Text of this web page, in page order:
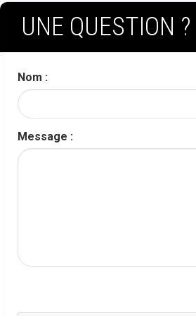
UNE QUESTION
Nom :
Message :